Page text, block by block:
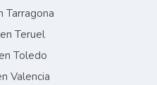
Tarragona
Teruel
Toledo
Valencia